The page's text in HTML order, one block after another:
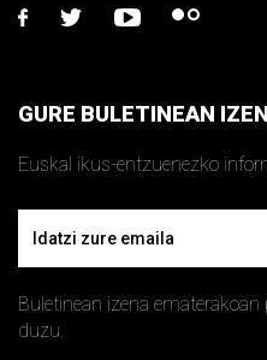
facebook
twitter youtubeflickr
GURE BULETINEAN
Euskal ikus-entzuenezko
Buletinean izena ematerakoan
duzu.